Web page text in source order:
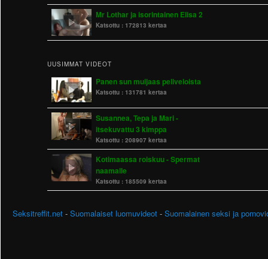
Mr Lothar ja isorintainen Elisa 2
Katsottu : 172813 kertaa
UUSIMMAT VIDEOT
Panen sun muijaas peliveloista
Katsottu : 131781 kertaa
Susannea, Tepa ja Mari -
itsekuvattu 3 kimppa
Katsottu : 208907 kertaa
Kotimaassa roiskuu - Spermat
naamalle
Katsottu : 185509 kertaa
Seksitreffit.net -Suomalaiset luomuvideot -Suomalainen seksi ja